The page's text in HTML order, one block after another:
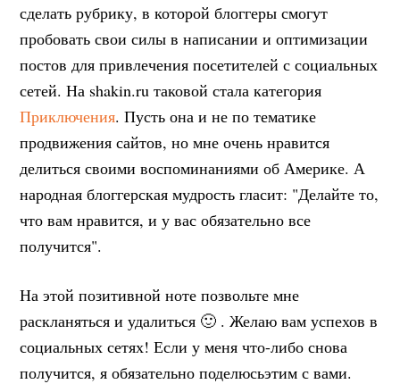
сделать рубрику, в которой блоггеры смогут
пробовать свои силы в написании и оптимизации
постов для привлечения посетителей с социальных
сетей. На shakin.ru таковой стала категория
Приключения. Пусть она и не по тематике
продвижения сайтов, но мне очень нравится
делиться своими воспоминаниями об Америке. А
народная блоггерская мудрость гласит: "Делайте то,
что вам нравится, и у вас обязательно все
получится".
На этой позитивной ноте позвольте мне
раскланяться и удалиться 🙂 . Желаю вам успехов в
социальных сетях! Если у меня что-либо снова
получится, я обязательно поделюсьэтим с вами.